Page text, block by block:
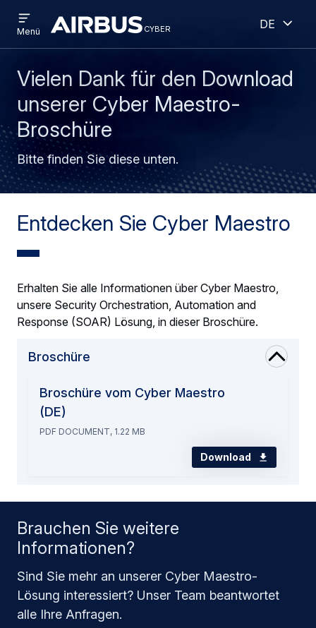
zum
Inhalt
to
search
cyber cyber
menu
Menü
Deutsch
Vielen Dank für den Download
unserer Cyber Maestro-
Broschüre
Bitte finden Sie diese unten.
Entdecken Sie Cyber Maestro
Erhalten Sie alle Informationen über Cyber Maestro,
unsere Security Orchestration, Automation and
Response (SOAR) Lösung, in dieser Broschüre.
Broschüre
Broschüre vom Cyber Maestro
(DE)
PDF DOCUMENT, 1.22 MB
Download
Brauchen Sie weitere
Informationen?
Sind Sie mehr an unserer Cyber Maestro-
Lösung interessiert? Unser Team beantwortet
alle Ihre Anfragen.